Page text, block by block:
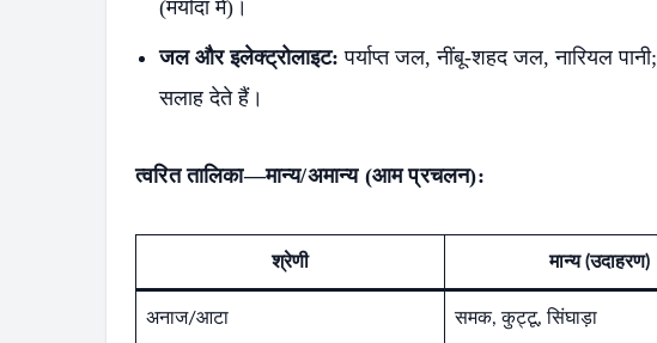
Search
(मर्यादा में)।
जल और इलेक्ट्रोलाइट: पर्याप्त जल, नींबू-शहद जल, नारियल पानी;
सलाह देते हैं।
त्वरित तालिका—मान्य/अमान्य (आम प्रचलन):
श्रेणी मान्य (उदाहरण)
अनाज/आटा समक, कुट्टू, सिंघाड़ा